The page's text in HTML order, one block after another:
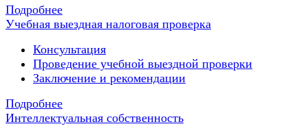
Подробнее
Учебная выездная налоговая проверка
Консультация
Проведение учебной выездной проверки
Заключение и рекомендации
Подробнее
Интеллектуальная собственность